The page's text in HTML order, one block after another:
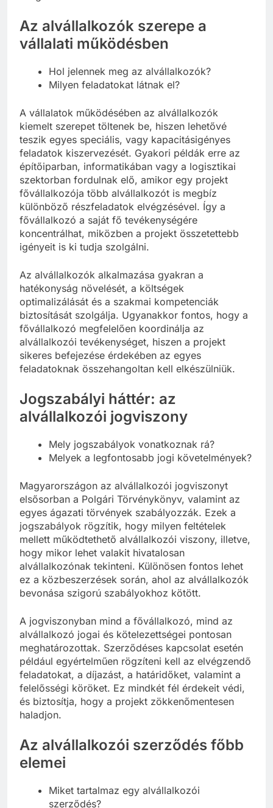
Az alvállalkozók szerepe a
vállalati működésben
Hol jelennek meg az alvállalkozók?
A vállalatok működésében az alvállalkozók
kiemelt szerepet töltenek be, hiszen lehetővé
teszik egyes speciális, vagy kapacitásigényes
feladatok kiszervezését. Gyakori példák erre az
építőiparban, informatikában vagy a logisztikai
szektorban fordulnak elő, amikor egy projekt
fővállalkozója több alvállalkozót is megbíz
különböző részfeladatok elvégzésével. Így a
fővállalkozó a saját fő tevékenységére
koncentrálhat, miközben a projekt összetettebb
Az alvállalkozók alkalmazása gyakran a
hatékonyság növelését, a költségek
optimalizálását és a szakmai kompetenciák
biztosítását szolgálja. Ugyanakkor fontos, hogy a
fővállalkozó megfelelően koordinálja az
alvállalkozói tevékenységet, hiszen a projekt
sikeres befejezése érdekében az egyes
Jogszabályi háttér: az
alvállalkozói jogviszony
Mely jogszabályok vonatkoznak rá?
Magyarországon az alvállalkozói jogviszonyt
elsősorban a Polgári Törvénykönyv, valamint az
egyes ágazati törvények szabályozzák. Ezek a
jogszabályok rögzítik, hogy milyen feltételek
mellett működtethető alvállalkozói viszony, illetve,
hogy mikor lehet valakit hivatalosan
alvállalkozónak tekinteni. Különösen fontos lehet
ez a közbeszerzések során, ahol az alvállalkozók
A jogviszonyban mind a fővállalkozó, mind az
alvállalkozó jogai és kötelezettségei pontosan
meghatározottak. Szerződéses kapcsolat esetén
például egyértelműen rögzíteni kell az elvégzendő
feladatokat, a díjazást, a határidőket, valamint a
felelősségi köröket. Ez mindkét fél érdekeit védi,
és biztosítja, hogy a projekt zökkenőmentesen
Az alvállalkozói szerződés főbb
elemei
Miket tartalmaz egy alvállalkozói